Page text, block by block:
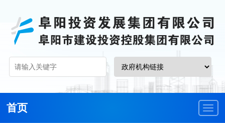
首页